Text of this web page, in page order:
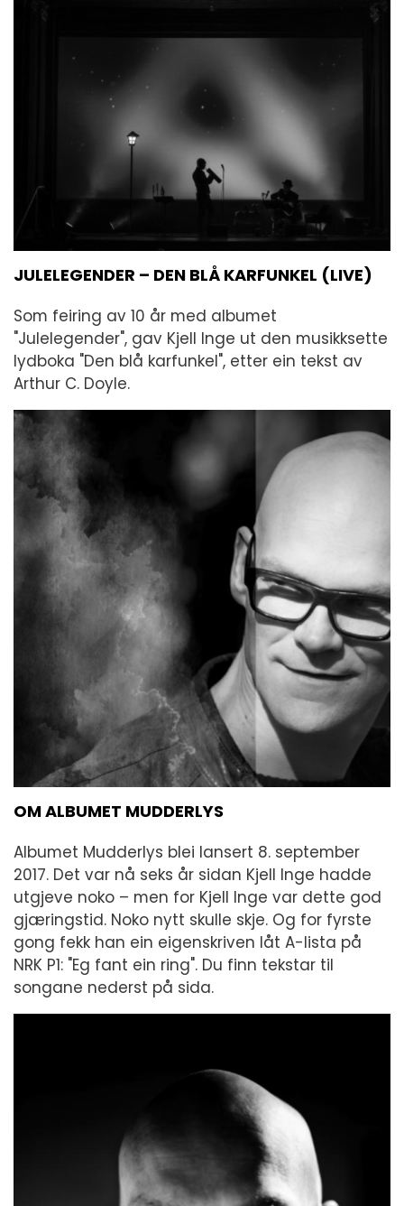
JULELEGENDER – DEN BLÅ KARFUNKEL (LIVE)
Som feiring av 10 år med albumet
"Julelegender", gav Kjell Inge ut den musikksette
lydboka "Den blå karfunkel", etter ein tekst av
Arthur C. Doyle.
OM ALBUMET MUDDERLYS
Albumet Mudderlys blei lansert 8. september
2017. Det var nå seks år sidan Kjell Inge hadde
utgjeve noko – men for Kjell Inge var dette god
gjæringstid. Noko nytt skulle skje. Og for fyrste
gong fekk han ein eigenskriven låt A-lista på
NRK P1: "Eg fant ein ring". Du finn tekstar til
songane nederst på sida.